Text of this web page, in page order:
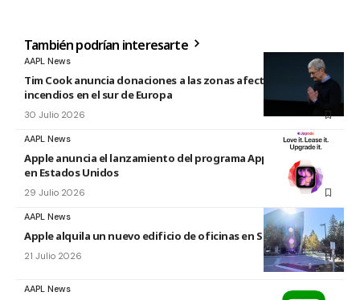
También podrían interesarte
AAPL News
Tim Cook anuncia donaciones a las zonas afectadas por los
incendios en el sur de Europa
30 Julio 2026
AAPL News
Apple anuncia el lanzamiento del programa Apple Upgrade
en Estados Unidos
29 Julio 2026
AAPL News
Apple alquila un nuevo edificio de oficinas en Sunnyvale
21 Julio 2026
AAPL News